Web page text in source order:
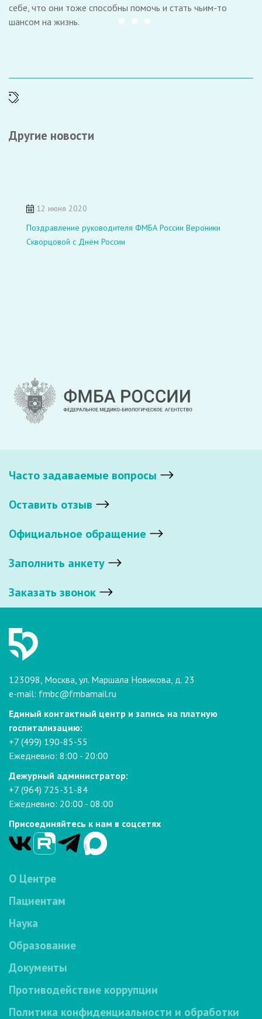
себе, что они тоже способны помочь и стать чьим-то
шансом на жизнь.
Item 1
Item 2Item 3
Другие новости
12 июня 2020
Поздравление руководителя ФМБА России Вероники
Скворцовой с Днём России
Часто задаваемые вопросы
Оставить отзыв
Официальное обращение
Заполнить анкету
Заказать звонок
123098, Москва, ул. Маршала Новикова, д. 23
e-mail: fmbc@fmbamail.ru
Единый контактный центр и запись на платную
госпитализацию:
+7 (499) 190-85-55
Ежедневно: 8:00 - 20:00
Дежурный администратор:
+7 (964) 725-31-84
Ежедневно: 20:00 - 08:00
Присоединяйтесь к нам в соцсетях
О Центре
Пациентам
Наука
Образование
Документы
Противодействие коррупции
Политика конфиденциальности и обработки